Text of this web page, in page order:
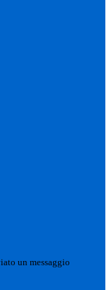
un messaggio